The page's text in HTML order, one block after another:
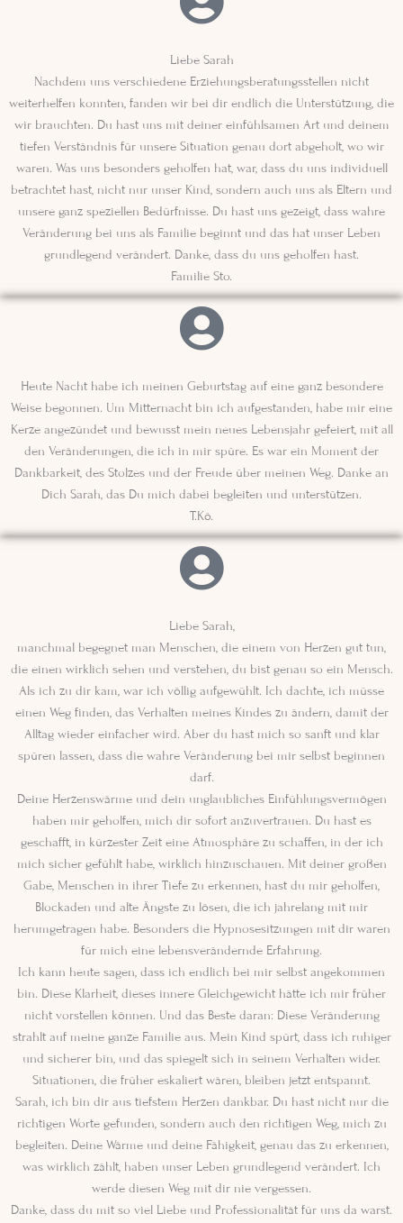
Liebe Sarah
Nachdem uns verschiedene Erziehungsberatungsstellen nicht
weiterhelfen konnten, fanden wir bei dir endlich die Unterstützung, die
wir brauchten. Du hast uns mit deiner einfühlsamen Art und deinem
tiefen Verständnis für unsere Situation genau dort abgeholt, wo wir
waren. Was uns besonders geholfen hat, war, dass du uns individuell
betrachtet hast, nicht nur unser Kind, sondern auch uns als Eltern und
unsere ganz speziellen Bedürfnisse. Du hast uns gezeigt, dass wahre
Veränderung bei uns als Familie beginnt und das hat unser Leben
grundlegend verändert. Danke, dass du uns geholfen hast.
Familie Sto.
Heute Nacht habe ich meinen Geburtstag auf eine ganz besondere
Weise begonnen. Um Mitternacht bin ich aufgestanden, habe mir eine
Kerze angezündet und bewusst mein neues Lebensjahr gefeiert, mit all
den Veränderungen, die ich in mir spüre. Es war ein Moment der
Dankbarkeit, des Stolzes und der Freude über meinen Weg. Danke an
Dich Sarah, das Du mich dabei begleiten und unterstützen.
T.Kö.
Liebe Sarah,
manchmal begegnet man Menschen, die einem von Herzen gut tun,
die einen wirklich sehen und verstehen, du bist genau so ein Mensch.
Als ich zu dir kam, war ich völlig aufgewühlt. Ich dachte, ich müsse
einen Weg finden, das Verhalten meines Kindes zu ändern, damit der
Alltag wieder einfacher wird. Aber du hast mich so sanft und klar
spüren lassen, dass die wahre Veränderung bei mir selbst beginnen
darf.
Deine Herzenswärme und dein unglaubliches Einfühlungsvermögen
haben mir geholfen, mich dir sofort anzuvertrauen. Du hast es
geschafft, in kürzester Zeit eine Atmosphäre zu schaffen, in der ich
mich sicher gefühlt habe, wirklich hinzuschauen. Mit deiner großen
Gabe, Menschen in ihrer Tiefe zu erkennen, hast du mir geholfen,
Blockaden und alte Ängste zu lösen, die ich jahrelang mit mir
herumgetragen habe. Besonders die Hypnosesitzungen mit dir waren
für mich eine lebensverändernde Erfahrung.
Ich kann heute sagen, dass ich endlich bei mir selbst angekommen
bin. Diese Klarheit, dieses innere Gleichgewicht hätte ich mir früher
nicht vorstellen können. Und das Beste daran: Diese Veränderung
strahlt auf meine ganze Familie aus. Mein Kind spürt, dass ich ruhiger
und sicherer bin, und das spiegelt sich in seinem Verhalten wider.
Situationen, die früher eskaliert wären, bleiben jetzt entspannt.
Sarah, ich bin dir aus tiefstem Herzen dankbar. Du hast nicht nur die
richtigen Worte gefunden, sondern auch den richtigen Weg, mich zu
begleiten. Deine Wärme und deine Fähigkeit, genau das zu erkennen,
was wirklich zählt, haben unser Leben grundlegend verändert. Ich
werde diesen Weg mit dir nie vergessen.
Danke, dass du mit so viel Liebe und Professionalität für uns da warst.